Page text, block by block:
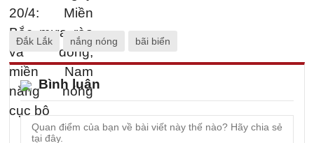
Đắk Lắk nắng nóng bãi biển
Bình luận